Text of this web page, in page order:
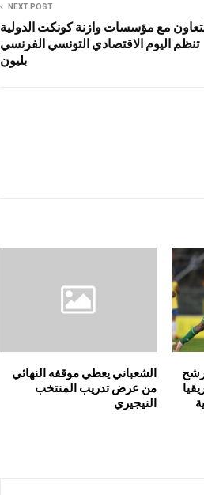
NEXT POST
مع مؤسسات وازنة كونكت الدولية
تنظم اليوم الاقتصادي التونسي الفرنسي
بليون
الشعباني يعطي موقفه النهائي
من عرض تدريب المنتخب
النيجيري